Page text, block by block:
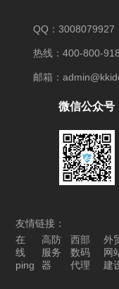
QQ：3008079927
热线：400-800-
邮箱：
微信公众号
友情链接：
在
线
ping
高防
服务
器
西部
数码
代理
外
网
建